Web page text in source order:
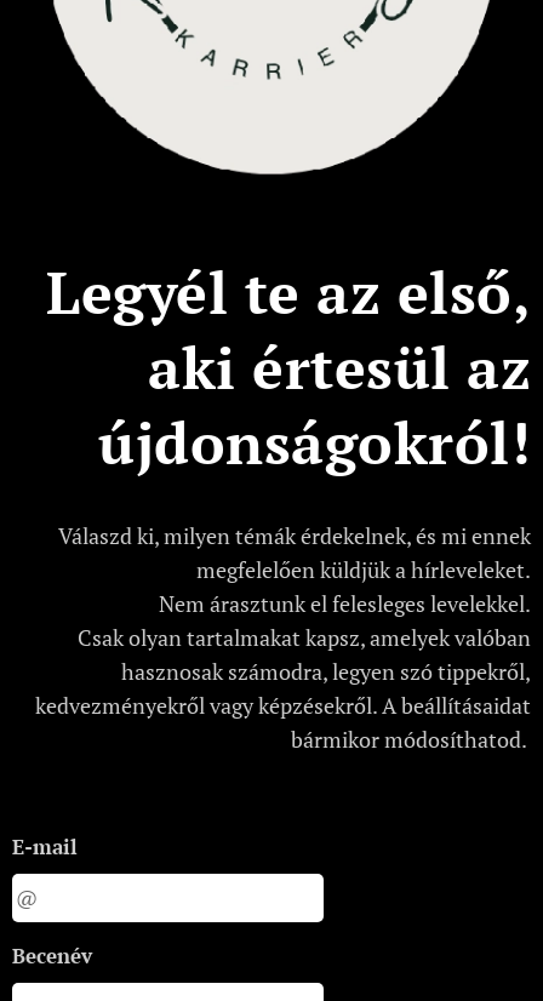
Legyél te az első,
aki értesül az
újdonságokról!
Válaszd ki, milyen témák érdekelnek, és mi ennek
megfelelően küldjük a hírleveleket.
Nem árasztunk el felesleges levelekkel.
Csak olyan tartalmakat kapsz, amelyek valóban
hasznosak számodra, legyen szó tippekről,
kedvezményekről vagy képzésekről. A beállításaidat
bármikor módosíthatod.
E-mail
Becenév